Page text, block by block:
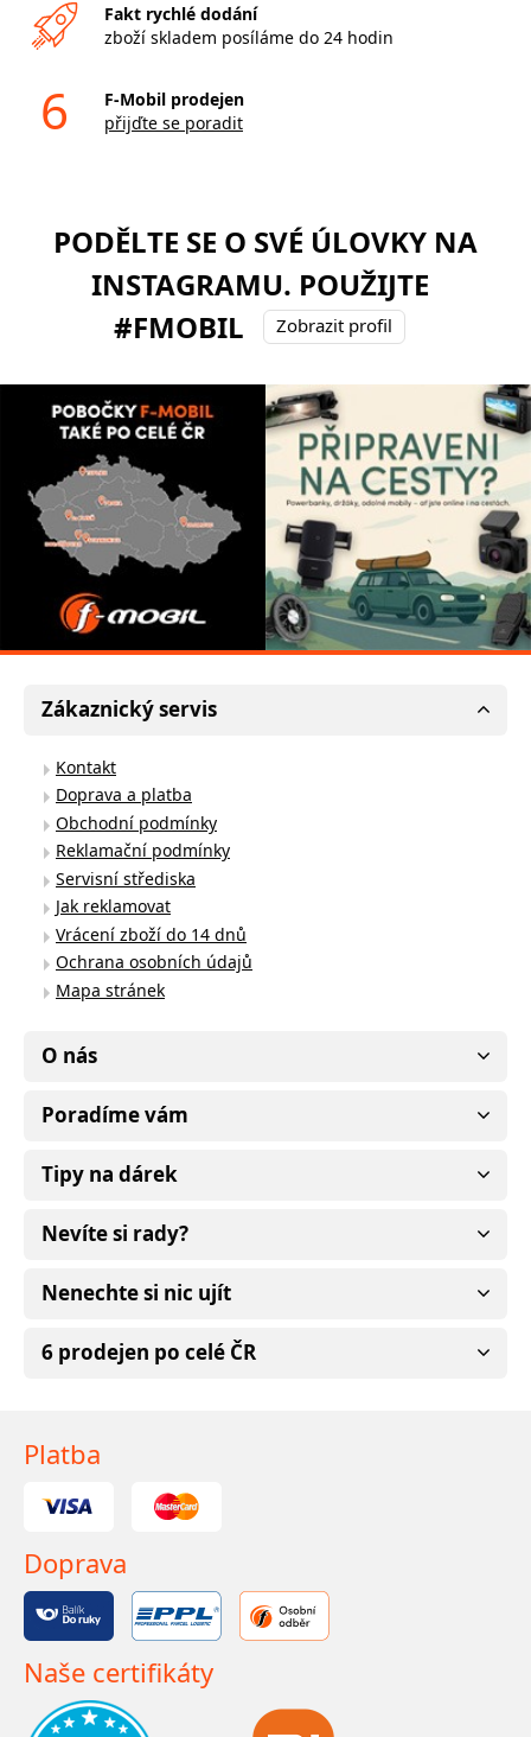
Fakt rychlé dodání
zboží skladem posíláme do 24 hodin
6
F-Mobil prodejen
přijďte se poradit
PODĚLTE SE O SVÉ ÚLOVKY NA
INSTAGRAMU. POUŽIJTE
#FMOBIL
Zobrazit profil
Zákaznický servis
Kontakt
Doprava a platba
Obchodní podmínky
Reklamační podmínky
Servisní střediska
Jak reklamovat
Vrácení zboží do 14 dnů
Ochrana osobních údajů
Mapa stránek
O nás
Poradíme vám
Tipy na dárek
Nevíte si rady?
Nenechte si nic ujít
6 prodejen po celé ČR
Platba
Doprava
Naše certifikáty